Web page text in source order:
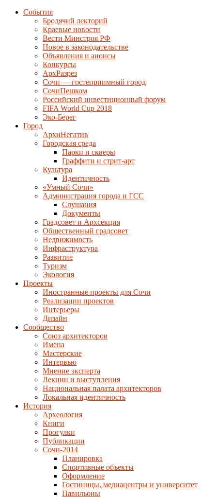
События
Бродячий лекторий
Краевые новости
Вести Минстроя РФ
Новое в законодательстве
Объявления и анонсы
Конкурсы
АрхРазрез
Сочи — гостеприимный город
СочиПешком
Российский инвестиционный форум
FIFA World Cup 2018
Эко-Берег
Город
АрхиНегатив
Городская среда
Парки и скверы
Граффити и стрит-арт
Культура
Идентичность
«Умный Сочи»
Администрация города и ГСС
Слушания
Документы
Градсовет и Архсекция
Общественный градсовет
Недвижимость
Инфраструктура
Развитие
Туризм
Экология
Проекты
Иностранные проекты для Сочи
Реализации проектов
Интерьеры
Дизайн
Сообщество
Союз архитекторов
Имена
Мастерские
Интервью
Мнение эксперта
Лекции и выступления
Национальная палата архитекторов
Локальная идентичность
История
Археология
Книги
Прогулки
Публикации
Сочи-2014
Планировка
Спортивные объекты
Оформление
Гостиницы, медиацентры и университет
Павильоны